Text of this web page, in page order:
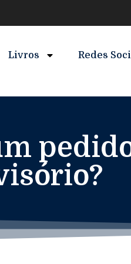
Livros Redes